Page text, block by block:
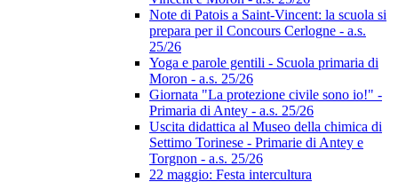
Note di Patois a Saint-Vincent: la scuola si
prepara per il Concours Cerlogne - a.s.
25/26
Yoga e parole gentili - Scuola primaria di
Moron - a.s. 25/26
Giornata "La protezione civile sono io!" -
Primaria di Antey - a.s. 25/26
Uscita didattica al Museo della chimica di
Settimo Torinese - Primarie di Antey e
Torgnon - a.s. 25/26
22 maggio: Festa intercultura